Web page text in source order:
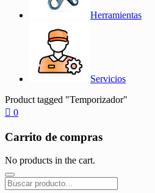
Herramientas
Servicios
Product tagged "Temporizador"
0
Carrito de compras
No products in the cart.